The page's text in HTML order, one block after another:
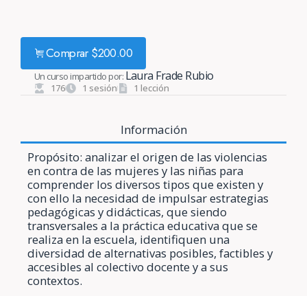
Información
Propósito: analizar el origen de las violencias
en contra de las mujeres y las niñas para
comprender los diversos tipos que existen y
con ello la necesidad de impulsar estrategias
pedagógicas y didácticas, que siendo
transversales a la práctica educativa que se
realiza en la escuela, identifiquen una
diversidad de alternativas posibles, factibles y
accesibles al colectivo docente y a sus
contextos.
Comprar $200.00
Un curso impartido por: Laura Frade Rubio
176 1 sesión 1 lección